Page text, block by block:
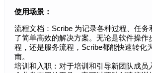
使用场景：
流程文档：Scribe 为记录各种过程、任务
了简单高效的解决方案。无论是软件操作
程，还是服务流程，Scribe都能快速转化
南。
培训和入职：对于培训和引导新团队成员